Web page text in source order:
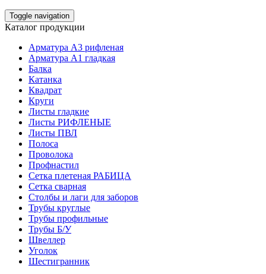
Toggle navigation
Каталог продукции
Арматура А3 рифленая
Арматура А1 гладкая
Балка
Катанка
Квадрат
Круги
Листы гладкие
Листы РИФЛЕНЫЕ
Листы ПВЛ
Полоса
Проволока
Профнастил
Сетка плетеная РАБИЦА
Сетка сварная
Столбы и лаги для заборов
Трубы круглые
Трубы профильные
Трубы Б/У
Швеллер
Уголок
Шестигранник